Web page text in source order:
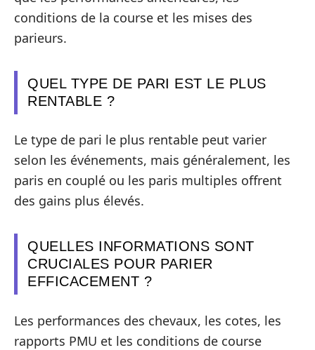
conditions de la course et les mises des
parieurs.
QUEL TYPE DE PARI EST LE PLUS
RENTABLE ?
Le type de pari le plus rentable peut varier
selon les événements, mais généralement, les
paris en couplé ou les paris multiples offrent
des gains plus élevés.
QUELLES INFORMATIONS SONT
CRUCIALES POUR PARIER
EFFICACEMENT ?
Les performances des chevaux, les cotes, les
rapports PMU et les conditions de course